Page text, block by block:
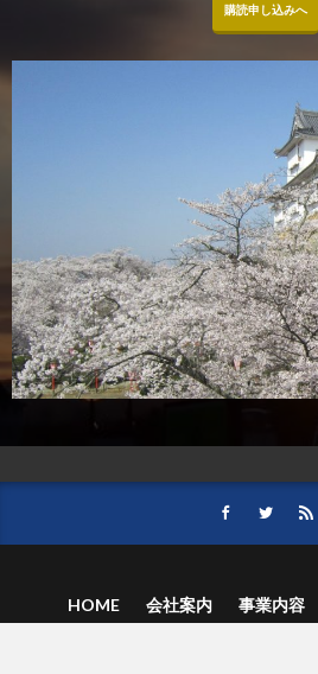
購読申し込みへ
HOME 会社案内 事業内容